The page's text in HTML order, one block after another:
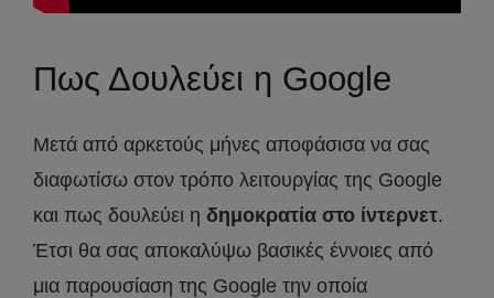
Πως Δουλεύει η Google
Μετά από αρκετούς μήνες αποφάσισα να σας
διαφωτίσω στον τρόπο λειτουργίας της Google
και πως δουλεύει η δημοκρατία στο ίντερνετ.
Έτσι θα σας αποκαλύψω βασικές έννοιες από
μια παρουσίαση της Google την οποία